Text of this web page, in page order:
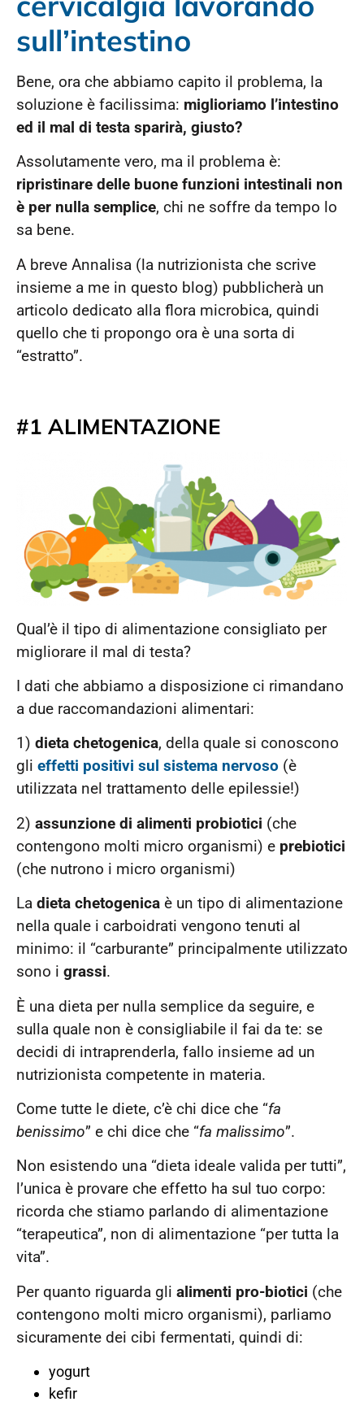
sull’intestino
Bene, ora che abbiamo capito il problema, la
soluzione è facilissima: miglioriamo l’intestino
ed il mal di testa sparirà, giusto?
Assolutamente vero, ma il problema è:
ripristinare delle buone funzioni intestinali non
è per nulla semplice, chi ne soffre da tempo lo
sa bene.
A breve Annalisa (la nutrizionista che scrive
insieme a me in questo blog) pubblicherà un
articolo dedicato alla flora microbica, quindi
quello che ti propongo ora è una sorta di
“estratto”.
#1 ALIMENTAZIONE
Qual’è il tipo di alimentazione consigliato per
migliorare il mal di testa?
I dati che abbiamo a disposizione ci rimandano
a due raccomandazioni alimentari:
1) dieta chetogenica, della quale si conoscono
gli effetti positivi sul sistema nervoso (è
utilizzata nel trattamento delle epilessie!)
2) assunzione di alimenti probiotici (che
contengono molti micro organismi) e prebiotici
(che nutrono i micro organismi)
La dieta chetogenica è un tipo di alimentazione
nella quale i carboidrati vengono tenuti al
minimo: il “carburante” principalmente utilizzato
sono i grassi.
È una dieta per nulla semplice da seguire, e
sulla quale non è consigliabile il fai da te: se
decidi di intraprenderla, fallo insieme ad un
nutrizionista competente in materia.
Come tutte le diete, c’è chi dice che “fa
benissimo” e chi dice che “fa malissimo”.
Non esistendo una “dieta ideale valida per tutti”,
l’unica è provare che effetto ha sul tuo corpo:
ricorda che stiamo parlando di alimentazione
“terapeutica”, non di alimentazione “per tutta la
vita”.
Per quanto riguarda gli alimenti pro-biotici (che
contengono molti micro organismi), parliamo
sicuramente dei cibi fermentati, quindi di:
yogurt
kefir